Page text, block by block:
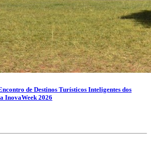
de Destinos Turísticos Inteligentes dos
InovaWeek 2026